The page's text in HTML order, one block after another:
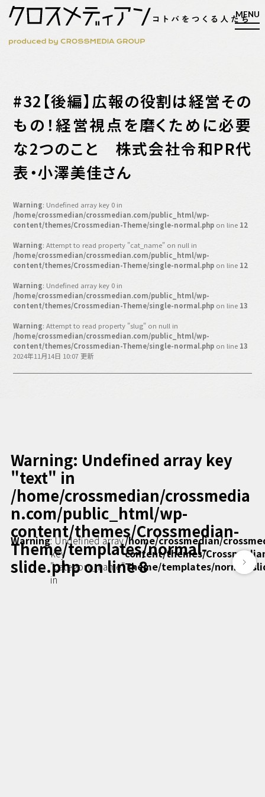
検索
マガジン
新刊ができるまで
EVENT
編集4.0
人間主義的経営
シンカケイコウホウ
バックオフィス
その他
業界ビジネス
CMGNOW!
プロフェッショナル対談
ラジオ
Podcast番組
「ビジネス・ブック・アカデミー」
Podcast番組
「小早川幸一郎の編集者で経営者」
Podcast番組
「東京広報大学」
クロスメディアンとは？
#32【後編】広報の役割は経営その
もの！経営視点を磨くために必要
な2つのこと 株式会社令和PR代
表・小澤美佳さん
Warning: Undefined array key 0 in
/home/crossmedian/crossmedian.com/public_html/wp-
content/themes/Crossmedian-Theme/single-normal.php on line 12
Warning: Attempt to read property "cat_name" on null in
/home/crossmedian/crossmedian.com/public_html/wp-
content/themes/Crossmedian-Theme/single-normal.php on line 12
Warning: Undefined array key 0 in
/home/crossmedian/crossmedian.com/public_html/wp-
content/themes/Crossmedian-Theme/single-normal.php on line 13
Warning: Attempt to read property "slug" on null in
/home/crossmedian/crossmedian.com/public_html/wp-
content/themes/Crossmedian-Theme/single-normal.php on line 13
2024年11月14日 10:07 更新
Warning: Undefined array key
"text" in
/home/crossmedian/crossmedia
n.com/public_html/wp-
content/themes/Crossmedian-
Theme/templates/normal-
slide.phpon line8
Warning: Undefined array
key
"category_name"
in
/home/crossmedian/
content/themes/
Theme/templates/normal-